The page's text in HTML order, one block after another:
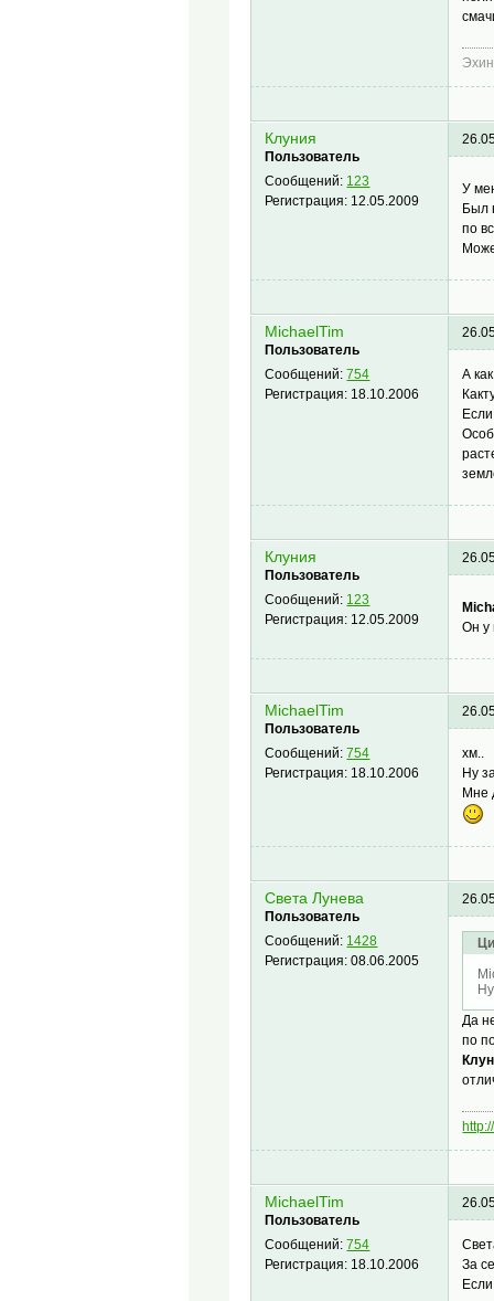
Клуния
Пользователь
Сообщений: 123
Регистрация: 12.05.2009
У
Был
по
MichaelTim
Пользователь
Сообщений:754
Регистрация: 18.10.2006
А
Клуния
Пользователь
Сообщений: 123
Регистрация: 12.05.2009
Он у
MichaelTim
Пользователь
Сообщений:754
Регистрация: 18.10.2006
хм..
Ну
Мне
Света Лунева
Пользователь
Сообщений: 1428
Регистрация:08.06.2005
Да
по
MichaelTim
Пользователь
Сообщений:754
Регистрация: 18.10.2006
За